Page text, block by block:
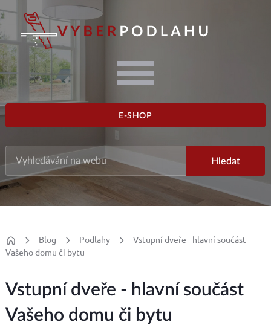
E-SHOP
Blog Podlahy
Vstupní dveře - hlavní součást
Vašeho domu či bytu
Vstupní dveře - hlavní součást
Vašeho domu či bytu